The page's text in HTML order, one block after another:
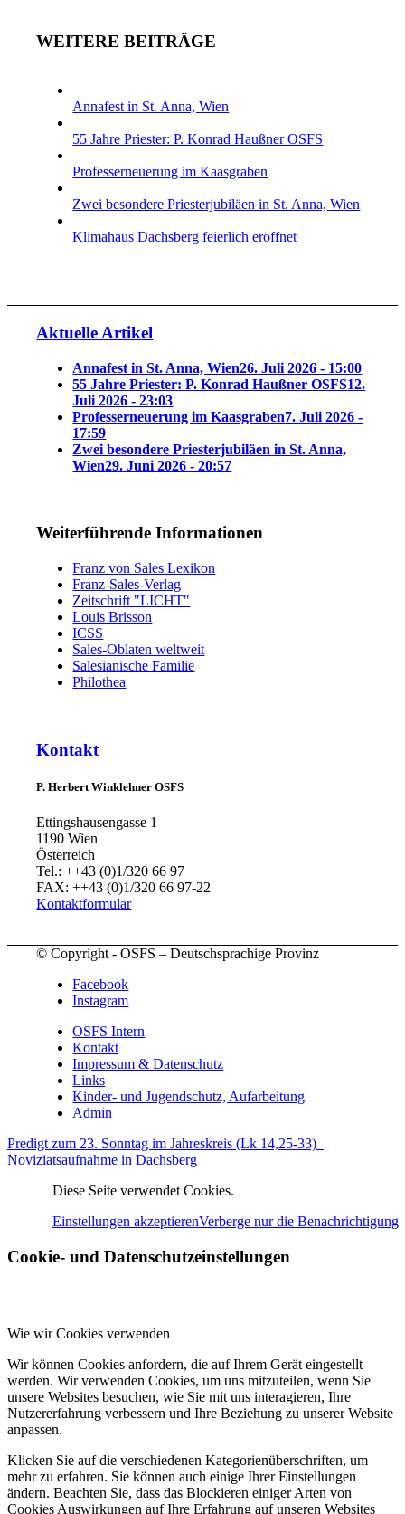
WEITERE BEITRÄGE
Annafest in St. Anna, Wien
55 Jahre Priester: P. Konrad Haußner OSFS
Professerneuerung im Kaasgraben
Zwei besondere Priesterjubiläen in St. Anna, Wien
Klimahaus Dachsberg feierlich eröffnet
Aktuelle Artikel
Annafest in St. Anna, Wien26. Juli 2026 - 15:00
55 Jahre Priester: P. Konrad Haußner OSFS12.
Juli 2026 - 23:03
Professerneuerung im Kaasgraben7. Juli 2026 -
17:59
Zwei besondere Priesterjubiläen in St. Anna,
Wien29. Juni 2026 - 20:57
Weiterführende Informationen
Franz von Sales Lexikon
Franz-Sales-Verlag
Zeitschrift "LICHT"
Louis Brisson
ICSS
Sales-Oblaten weltweit
Salesianische Familie
Philothea
Kontakt
P. Herbert Winklehner OSFS
Ettingshausengasse 1
1190 Wien
Österreich
Tel.: ++43 (0)1/320 66 97
FAX: ++43 (0)1/320 66 97-22
Kontaktformular
© Copyright - OSFS – Deutschsprachige Provinz
Facebook
Instagram
OSFS Intern
Kontakt
Impressum & Datenschutz
Links
Kinder- und Jugendschutz, Aufarbeitung
Admin
Predigt zum 23. Sonntag im Jahreskreis (Lk 14,25-33)
Noviziatsaufnahme in Dachsberg
Diese Seite verwendet Cookies.
Einstellungen akzeptierenVerberge nur die Benachrichtigung
Cookie- und Datenschutzeinstellungen
Wie wir Cookies verwenden
Wir können Cookies anfordern, die auf Ihrem Gerät eingestellt
werden. Wir verwenden Cookies, um uns mitzuteilen, wenn Sie
unsere Websites besuchen, wie Sie mit uns interagieren, Ihre
Nutzererfahrung verbessern und Ihre Beziehung zu unserer Website
anpassen.
Klicken Sie auf die verschiedenen Kategorienüberschriften, um
mehr zu erfahren. Sie können auch einige Ihrer Einstellungen
ändern. Beachten Sie, dass das Blockieren einiger Arten von
Cookies Auswirkungen auf Ihre Erfahrung auf unseren Websites